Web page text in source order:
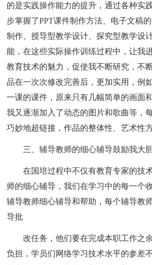
的是实践操作能力的提升，通过各种实
步掌握了PPT课件制作方法、电子文稿
制作、授导型教学设计、探究型教学设
能，在这些实际操作训练过程中，让我
教育技术的魅力，促使我不断研究，不
品在一次次修改完善后，更加实用，例
一课的课件，原来只有几幅简单的画面
我又逐渐加入了动态的图片和歌曲等，
巧妙地超链接，作品的整体性、艺术性
三、辅导教师的细心辅导鼓励我大
在国培过程中不仅有教育专家的技
师的细心辅导，我们在学习中的每一个
辅导教师细心辅导和帮助，每个辅导教
导批
改任务，他们要在完成本职工作之
负担，学员们网络学习技术水平的参差